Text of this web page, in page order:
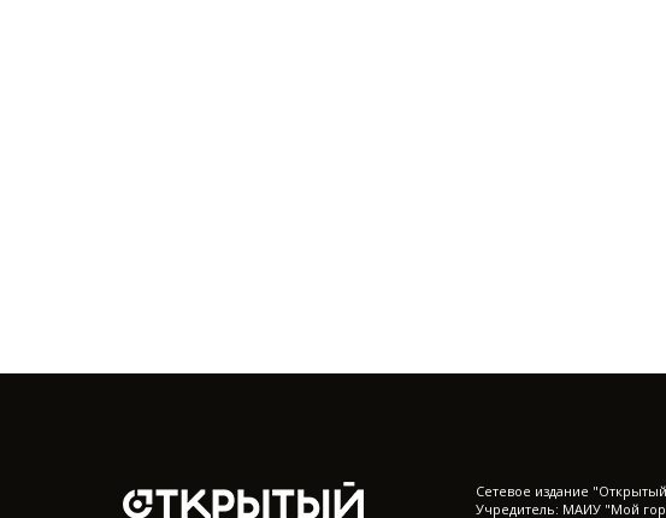
Cетевое издание
Учредитель: МАИУ "Мой